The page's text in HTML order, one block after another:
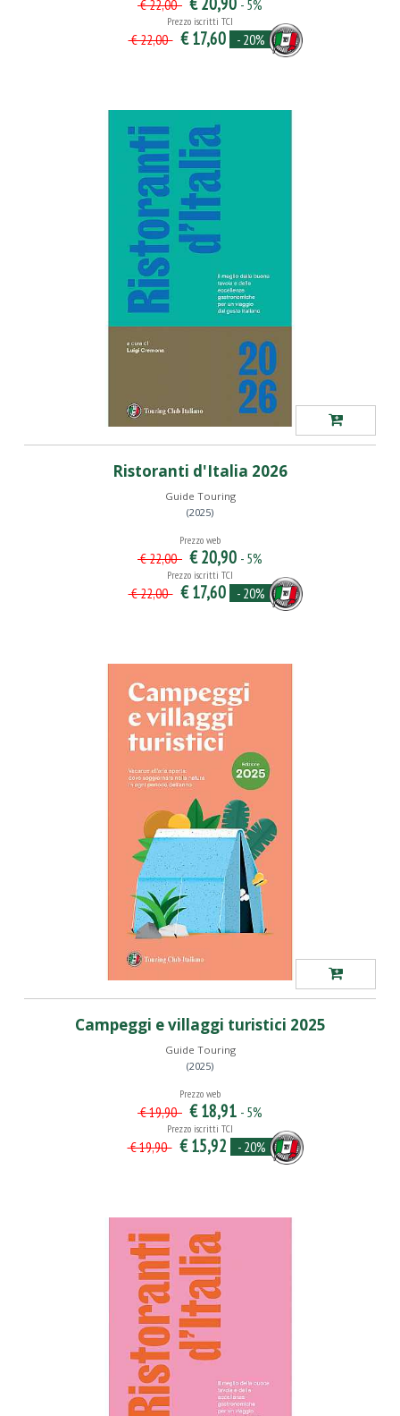
€ 22,00 - 5%
Prezzo iscritti TCI
€ 22,00 € 17,60 - 20%
Ristoranti d'Italia 2026
Guide Touring
(2025)
Prezzo web
€ 22,00 € 20,90 - 5%
Prezzo iscritti TCI
€ 22,00 € 17,60 - 20%
Campeggi e villaggi turistici 2025
Guide Touring
(2025)
Prezzo web
€ 19,90 € 18,91 - 5%
Prezzo iscritti TCI
€ 19,90 € 15,92 - 20%